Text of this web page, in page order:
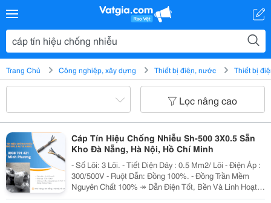
Trang Chủ Công nghiệp, xây dựng Thiết bị điện, nước Thiết bị
Lọc nâng cao
Cáp Tín Hiệu Chống Nhiễu Sh-500 3X0.5 Sẵn
Kho Đà Nẵng, Hà Nội, Hồ Chí Minh
- Số Lõi: 3 Lõi. - Tiết Diện Dây : 0.5 Mm2/ Lõi - Điện Áp :
300/500V - Ruột Dẫn: Đồng 100%. - Đồng Trần Mềm
Nguyên Chất 100% ↠ Dẫn Điện Tốt, Bền Và Linh Hoạt
Khi Đi Dây - Chống Nhiễu : Lớp Giấy Bạc Al Foil + Lưới